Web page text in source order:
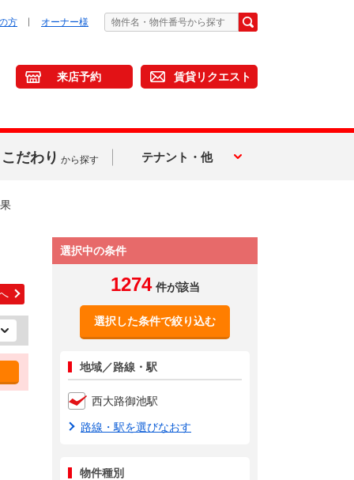
方 オーナー様
来店予約 賃貸リクエスト
こだわり から探す テナント・他
選択中の条件
1274 件が該当
選択した条件で絞り込む
地域／路線・駅
西大路御池駅
路線・駅を選びなおす
物件種別